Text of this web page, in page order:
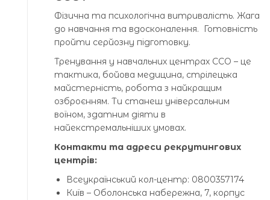
Фізична та психологічна витривалість. Жага
до навчання та вдосконалення. Готовність
пройти серйозну підготовку.
Тренування у навчальних центрах ССО – це
тактика, бойова медицина, стрілецька
майстерність, робота з найкращим
озброєнням. Ти станеш універсальним
воїном, здатним діяти в
найекстремальніших умовах.
Контакти та адреси рекрутингових
центрів:
Всеукраїнський кол-центр: 0800357174
Київ – Оболонська набережна, 7, корпус